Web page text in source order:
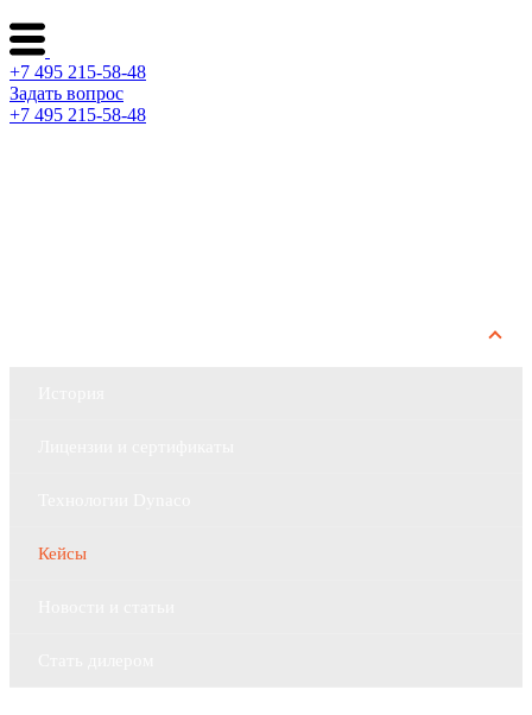
+7 495 215-58-48
Задать вопрос
+7 495 215-58-48
Кейсы